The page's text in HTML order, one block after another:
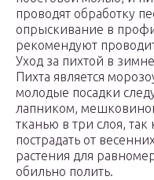
проводят обработку
опрыскивание в
рекомендуют
Уход за пихтой в
Пихта является
молодые посадки
лапником,
тканью в три слоя, так
пострадать от
растения для
обильно полить.